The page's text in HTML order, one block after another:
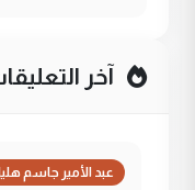
آخر
عبد الأمير جاسم